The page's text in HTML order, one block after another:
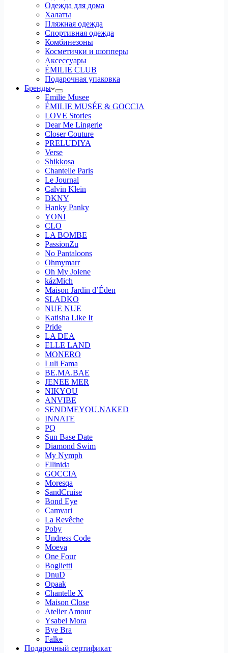
Одежда для дома
Халаты
Пляжная одежда
Спортивная одежда
Комбинезоны
Косметички и шопперы
Аксессуары
ÉMILIE CLUB
Подарочная упаковка
Бренды
Emilie Musee
ÉMILIE MUSÉE & GOCCIA
LOVE Stories
Dear Me Lingerie
Closer Couture
PRELUDIYA
Verse
Shikkosa
Chantelle Paris
Le Journal
Calvin Klein
DKNY
Hanky Panky
YONI
CLO
LA BOMBE
PassionZu
No Pantaloons
Ohmymarr
Oh My Jolene
kázMich
Maison Jardin d’Éden
SLADKO
NUE NUE
Katisha Like It
Pride
LA DEA
ELLE LAND
MONERO
Luli Fama
BE.MA.BAE
JENEE MER
NIKYOU
ANVIBE
SENDMEYOU.NAKED
INNATE
PQ
Sun Base Date
Diamond Swim
My Nymph
Ellinida
GOCCIA
Moresqa
SandCruise
Bond Eye
Camvari
La Revêche
Poby
Undress Code
Moeva
One Four
Boglietti
DnuD
Opaak
Chantelle X
Maison Close
Atelier Amour
Ysabel Mora
Bye Bra
Falke
Подарочный сертификат